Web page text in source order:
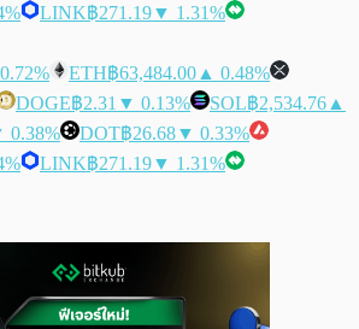
LINK฿271.19▼ 1.31%
ETH฿63,484.00 ▲ 0.48%
DOGE฿2.31 ▼ 0.13% SOL฿2,534.76 ▲
0.38% DOT฿26.68▼ 0.33%
LINK฿271.19▼ 1.31%